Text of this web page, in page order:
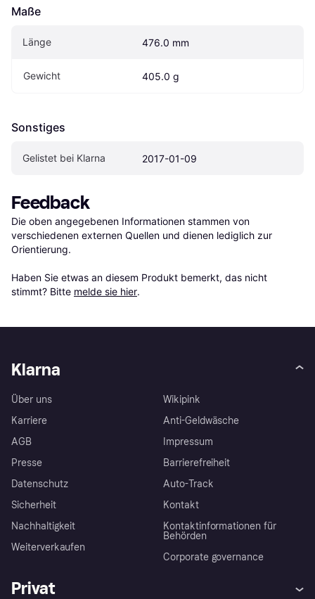
Maße
Länge 476.0 mm
Gewicht 405.0 g
Sonstiges
Gelistet bei Klarna 2017-01-09
Feedback
Die oben angegebenen Informationen stammen von
verschiedenen externen Quellen und dienen lediglich zur
Orientierung.
Haben Sie etwas an diesem Produkt bemerkt, das nicht
stimmt? Bitte melde sie hier.
Klarna
Über uns
Karriere
AGB
Presse
Datenschutz
Sicherheit
Nachhaltigkeit
Weiterverkaufen
Wikipink
Anti-Geldwäsche
Impressum
Barrierefreiheit
Auto-Track
Kontakt
Kontaktinformationen für
Behörden
Corporate governance
Privat